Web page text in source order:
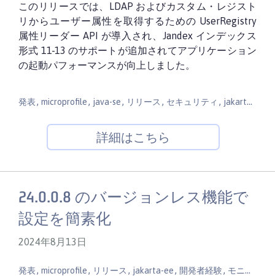
このリリースでは、LDAP およびカスタム・レジスト
リからユーザー属性を取得するための UserRegistry
属性リーダー API が導入され、Jandex インデックス
形式 11-13 のサポートが追加されてアプリケーション
の起動パフォーマンスが向上しました。
発表, microprofile, java-se, リリース , セキュリティ , jakarta-ee
詳細はこちら
24.0.0.8 のバージョンレス機能で
設定を簡素化
2024年8月13日
発表, microprofile, リリース , jakarta-ee, 開発者経験, モニタリング